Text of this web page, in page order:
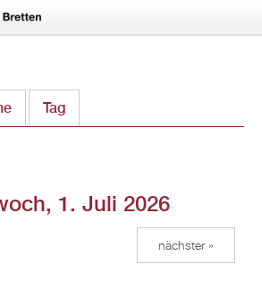
Tag
1. Juli 2026
nächster »